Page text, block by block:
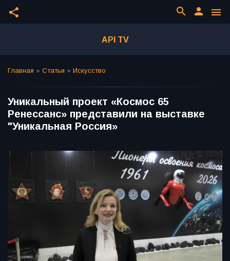
share menu
person
search
API TV
Главная » Статьи » Искусство
Уникальный проект «Космос 65
Ренессанс» представили на выставке
"Уникальная Россия»